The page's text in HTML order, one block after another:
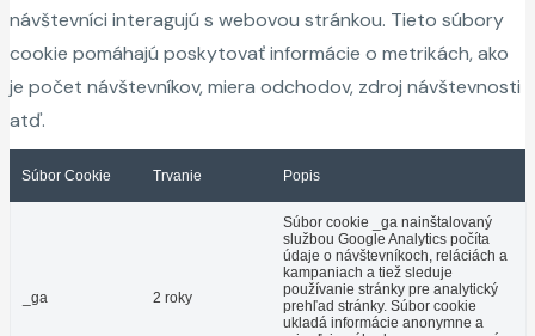
návštevníci interagujú s webovou stránkou. Tieto súbory
cookie pomáhajú poskytovať informácie o metrikách, ako
je počet návštevníkov, miera odchodov, zdroj návštevnosti
atď.
Súbor Cookie Trvanie Popis
_ga 2 roky
Súbor cookie _ga nainštalovaný
službou Google Analytics počíta
údaje o návštevníkoch, reláciách a
kampaniach a tiež sleduje
používanie stránky pre analytický
prehľad stránky. Súbor cookie
ukladá informácie anonymne a